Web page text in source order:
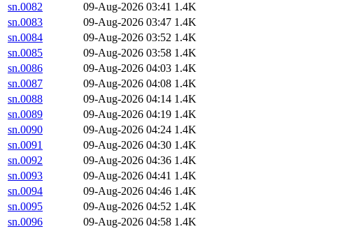
sn.0082
09-Aug-2026 03:41 1.4K
sn.0083
09-Aug-2026 03:47 1.4K
sn.0084
09-Aug-2026 03:52 1.4K
sn.0085
09-Aug-2026 03:58 1.4K
sn.0086
09-Aug-2026 04:03 1.4K
sn.0087
09-Aug-2026 04:08 1.4K
sn.0088
09-Aug-2026 04:14 1.4K
sn.0089
09-Aug-2026 04:19 1.4K
sn.0090
09-Aug-2026 04:24 1.4K
sn.0091
09-Aug-2026 04:30 1.4K
sn.0092
09-Aug-2026 04:36 1.4K
sn.0093
09-Aug-2026 04:41 1.4K
sn.0094
09-Aug-2026 04:46 1.4K
sn.0095
09-Aug-2026 04:52 1.4K
sn.0096
09-Aug-2026 04:58 1.4K